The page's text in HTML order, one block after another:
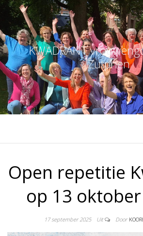
KWADRANT
Zutphen
Open repetitie
op 13
17 september 2025 Uit Door